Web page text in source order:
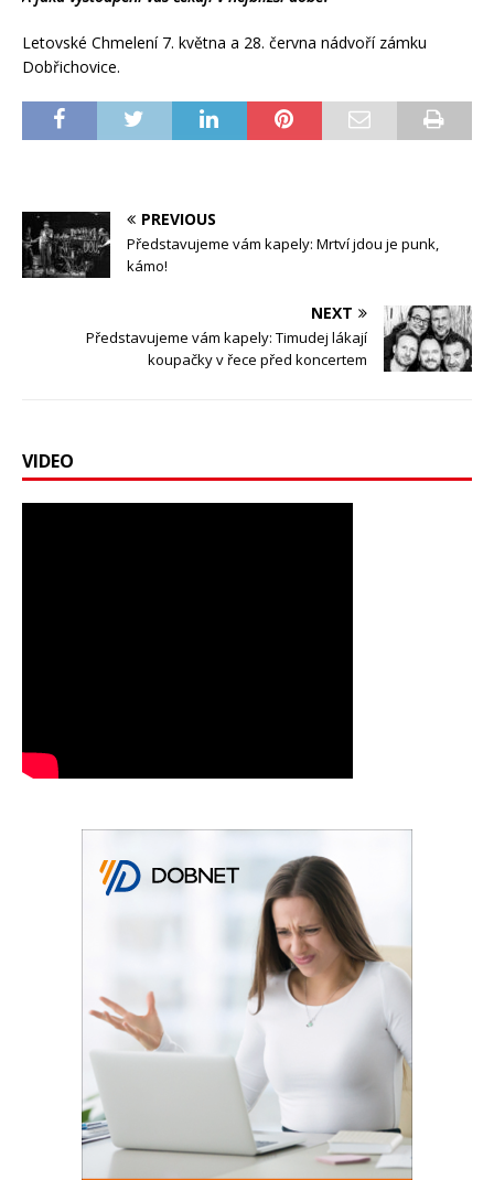
Letovské Chmelení 7. května a 28. června nádvoří zámku
Dobřichovice.
PREVIOUS
Představujeme vám kapely: Mrtví jdou je punk,
kámo!
NEXT
Představujeme vám kapely: Timudej lákají
koupačky v řece před koncertem
VIDEO